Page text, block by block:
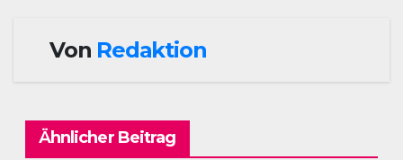
Von Redaktion
Ähnlicher Beitrag